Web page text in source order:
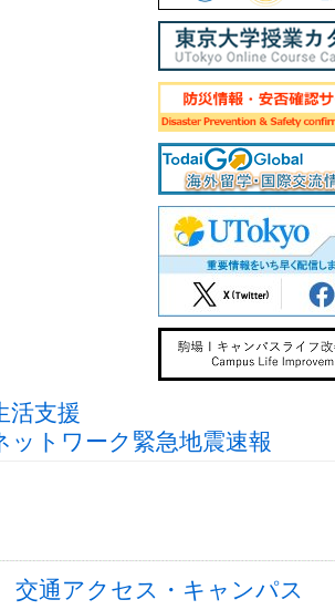
活支援
ットワーク緊急地震速報
交通アクセス・キャンパス